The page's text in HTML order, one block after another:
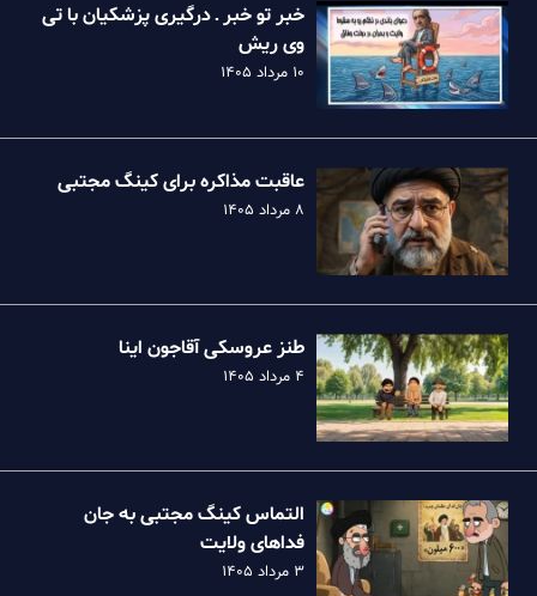
خبر تو خبر ـ درگیری پزشکیان با تی
وی ریش
۱۰ مرداد ۱۴۰۵
عاقبت مذاکره برای کینگ مجتبی
۸ مرداد ۱۴۰۵
طنز عروسکی آقاجون اینا
۴ مرداد ۱۴۰۵
التماس کینگ مجتبی به جان
فداهای ولایت
۳ مرداد ۱۴۰۵